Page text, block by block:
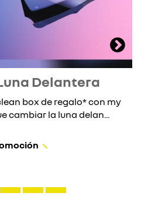
Delantera
box de regalo* con my
cambiar la luna delan...